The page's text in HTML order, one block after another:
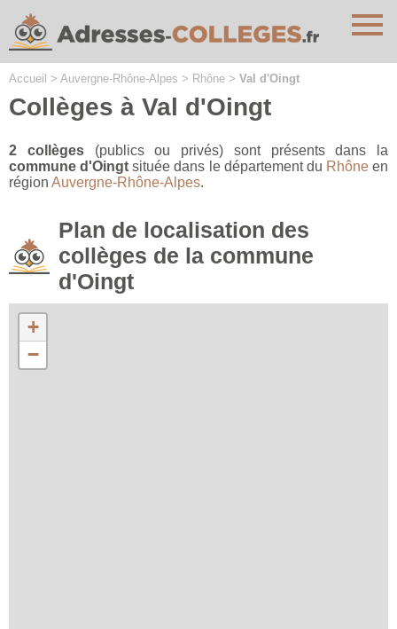
Accueil > Auvergne-Rhône-Alpes > Rhône > Val d'Oingt
Collèges à Val d'Oingt
2 collèges(publics ou privés) sont présents dans la
commune d'Oingt située dans le département du Rhôneen
région Auvergne-Rhône-Alpes.
Plan de localisation des
collèges de la commune
d'Oingt
+
−